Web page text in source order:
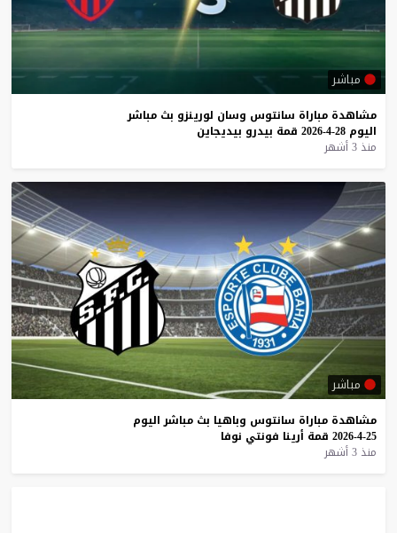
مباشر
مشاهدة مباراة سانتوس وسان لورينزو بث مباشر
اليوم 28-4-2026 قمة بيدرو بيديجاين
منذ 3 أشهر
مباشر
مشاهدة مباراة سانتوس وباهيا بث مباشر اليوم
25-4-2026
قمة أرينا فونتي نوفا
منذ 3 أشهر